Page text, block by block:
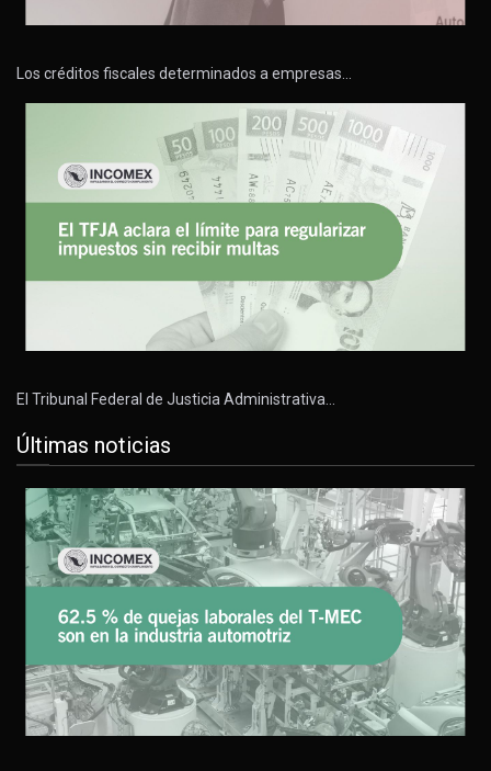
Los créditos fiscales determinados a empresas…
El Tribunal Federal de Justicia Administrativa…
Últimas noticias